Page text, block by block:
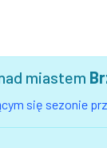
miastem
się sezonie